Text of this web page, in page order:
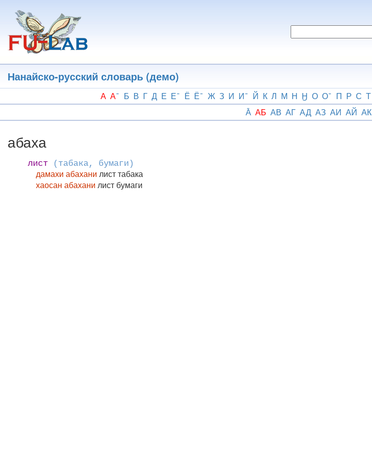
основному
содержанию
Нанайско-русский словарь (демо)
А А Б В Г Д Е Е Ё Ё Ж З И И Й К Л М Н Ӈ О О П Р С Т
А̄ АБ АВ АГ АД АЗ АИ АЙ АК
абаха
лист (табака, бумаги)
дамахи абахани лист табака
хаосан абахани лист бумаги